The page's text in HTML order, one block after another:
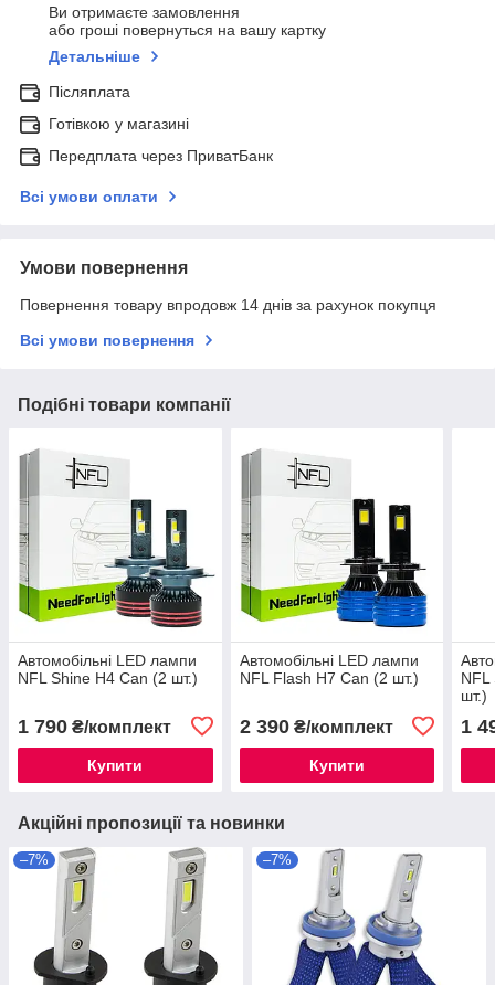
Ви отримаєте замовлення
або гроші повернуться на вашу картку
Детальніше
Післяплата
Готівкою у магазині
Передплата через ПриватБанк
Всі умови оплати
Умови повернення
Повернення товару впродовж 14 днів за рахунок покупця
Всі умови повернення
Подібні товари компанії
Автомобільні LED лампи
NFL Shine H4 Can (2 шт.)
1 790 ₴/комплект
Купити
Автомобільні LED лампи
NFL Flash H7 Can (2 шт.)
2 390₴/комплект
Купити
NFL
шт.)
1
Акційні пропозиції та новинки
–7% –7%